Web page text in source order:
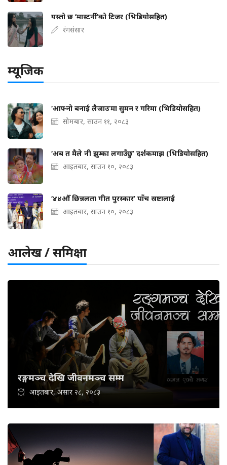
यस्तो छ ‘मास्टर्नी’को टिजर (भिडियोसहित)
रंगसंसार
म्यूजिक
‘आफ्नो बनाई लैजाउ’मा सुमन र गरिमा (भिडियोसहित)
सोमबार, साउन ११, २०८३
‘अब त मैले नी झुम्का लगाउँछु’ दर्शकमाझ (भिडियोसहित)
आइतबार, साउन १०, २०८३
‘४४औँ छिन्नलता गीत पुरस्कार’ पाँच स्रष्टालाई
आइतबार, साउन १०, २०८३
आलेख / समिक्षा
रङ्गमञ्च देखि जीवनमञ्च सम्म
आइतबार, असार २८, २०८३